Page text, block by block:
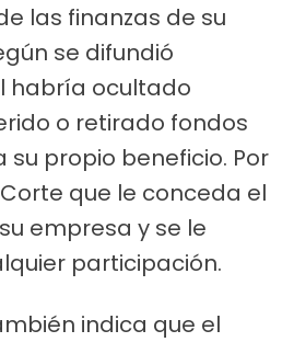
las finanzas de su
se difundió
habría ocultado
o retirado fondos
propio beneficio. Por
que le conceda el
empresa y se le
participación.
indica que el